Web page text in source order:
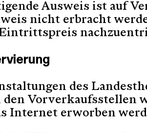
Ausweis ist auf
nicht erbracht
des
den Vorverkaufsstellen
Internet erworben